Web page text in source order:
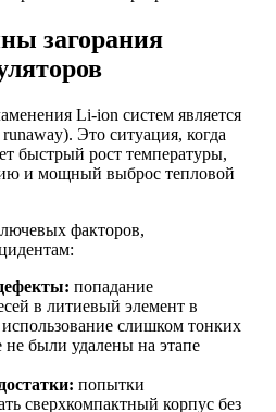
загорания
Li-ion систем является
Это ситуация, когда
быстрый рост температуры,
и мощный выброс тепловой
факторов,
попадание
в литиевый элемент в
слишком тонких
не были удалены на этапе
попытки
сверхкомпактный корпус без